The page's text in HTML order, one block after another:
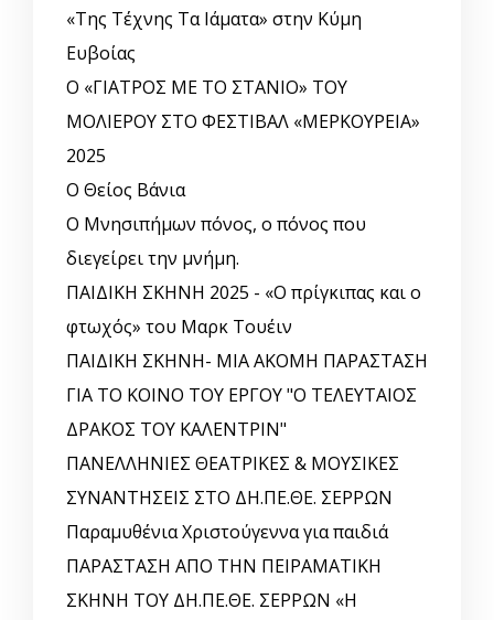
«Της Τέχνης Τα Ιάματα» στην Κύμη
Ευβοίας
Ο «ΓΙΑΤΡΟΣ ΜΕ ΤΟ ΣΤΑΝΙΟ» ΤΟΥ
ΜΟΛΙΕΡΟΥ ΣΤΟ ΦΕΣΤΙΒΑΛ «ΜΕΡΚΟΥΡΕΙΑ»
2025
Ο Θείος Βάνια
Ο Μνησιπήμων πόνος, ο πόνος που
διεγείρει την μνήμη.
ΠΑΙΔΙΚΗ ΣΚΗΝΗ 2025 - «Ο πρίγκιπας και ο
φτωχός» του Μαρκ Τουέιν
ΠΑΙΔΙΚΗ ΣΚΗΝΗ- ΜΙΑ ΑΚΟΜΗ ΠΑΡΑΣΤΑΣΗ
ΓΙΑ ΤΟ ΚΟΙΝΟ ΤΟΥ ΕΡΓΟΥ "Ο ΤΕΛΕΥΤΑΙΟΣ
ΔΡΑΚΟΣ ΤΟΥ ΚΑΛΕΝΤΡΙΝ"
ΠΑΝΕΛΛΗΝΙΕΣ ΘΕΑΤΡΙΚΕΣ & ΜΟΥΣΙΚΕΣ
ΣΥΝΑΝΤΗΣΕΙΣ ΣΤΟ ΔΗ.ΠΕ.ΘΕ. ΣΕΡΡΩΝ
Παραμυθένια Χριστούγεννα για παιδιά
ΠΑΡΑΣΤΑΣΗ ΑΠΟ ΤΗΝ ΠΕΙΡΑΜΑΤΙΚΗ
ΣΚΗΝΗ ΤΟΥ ΔΗ.ΠΕ.ΘΕ. ΣΕΡΡΩΝ «Η